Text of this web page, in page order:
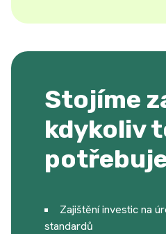
Stojíme
kdykoliv
Zajištění investic na
standardů